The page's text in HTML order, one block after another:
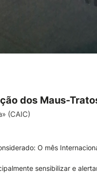
dos Maus-
(CAIC)
O mês
sensibilizar e